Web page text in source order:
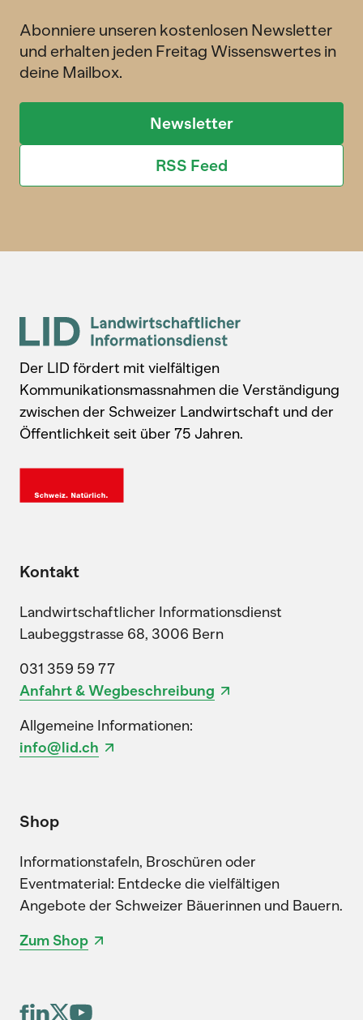
Abonniere unseren kostenlosen Newsletter
und erhalten jeden Freitag Wissenswertes in
deine Mailbox.
Newsletter
RSS Feed
Der LID fördert mit vielfältigen
Kommunikationsmassnahmen die Verständigung
zwischen der Schweizer Landwirtschaft und der
Öffentlichkeit seit über 75 Jahren.
Kontakt
Landwirtschaftlicher Informationsdienst
Laubeggstrasse 68, 3006 Bern
031 359 59 77
Anfahrt & Wegbeschreibung
Allgemeine Informationen:
info@lid.ch
Shop
Informationstafeln, Broschüren oder
Eventmaterial: Entdecke die vielfältigen
Angebote der Schweizer Bäuerinnen und Bauern.
Zum Shop